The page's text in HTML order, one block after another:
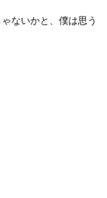
ないかと、僕は思う